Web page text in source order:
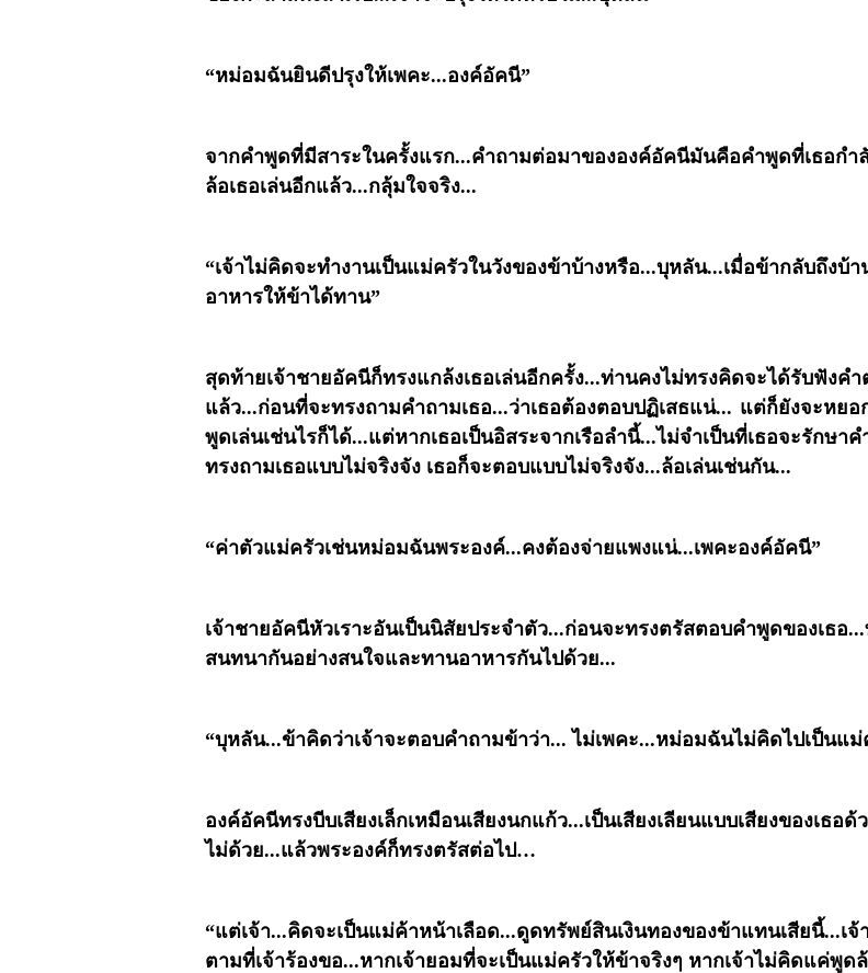
“หม่อมฉันยินดีปรุงให้เพคะ...องค์อัคนี”
จากคำพูดที่มีสาระในครั้งแรก...คำถามต่อมาขององค์อัคนีมันคือคำพูดที่เธอก
ล้อเธอเล่นอีกแล้ว...กลุ้มใจจริง...
“เจ้าไม่คิดจะทำงานเป็นแม่ครัวในวังของข้าบ้างหรือ...บุหลัน...เมื่อข้ากลับถึงบ้
อาหารให้ข้าได้ทาน”
สุดท้ายเจ้าชายอัคนีก็ทรงแกล้งเธอเล่นอีกครั้ง...ท่านคงไม่ทรงคิดจะได้รับฟั
แล้ว...ก่อนที่จะทรงถามคำถามเธอ...ว่าเธอต้องตอบปฏิเสธแน่... แต่ก็ยังจะหย
พูดเล่นเช่นไรก็ได้...แต่หากเธอเป็นอิสระจากเรือลำนี้...ไม่จำเป็นที่เธอจะรักษ
ทรงถามเธอแบบไม่จริงจัง เธอก็จะตอบแบบไม่จริงจัง...ล้อเล่นเช่นกัน...
“ค่าตัวแม่ครัวเช่นหม่อมฉันพระองค์...คงต้องจ่ายแพงแน่...เพคะองค์อัคนี”
เจ้าชายอัคนีหัวเราะอันเป็นนิสัยประจำตัว...ก่อนจะทรงตรัสตอบคำพูดของเธอ
สนทนากันอย่างสนใจและทานอาหารกันไปด้วย...
“บุหลัน...ข้าคิดว่าเจ้าจะตอบคำถามข้าว่า... ไม่เพคะ...หม่อมฉันไม่คิดไปเป็นแ
องค์อัคนีทรงบีบเสียงเล็กเหมือนเสียงนกแก้ว...เป็นเสียงเลียนแบบเสียงของเธ
ไม่ด้วย...แล้วพระองค์ก็ทรงตรัสต่อไป…
“แต่เจ้า...คิดจะเป็นแม่ค้าหน้าเลือด...ดูดทรัพย์สินเงินทองของข้าแทนเสียนี้...
ตามที่เจ้าร้องขอ...หากเจ้ายอมที่จะเป็นแม่ครัวให้ข้าจริงๆ หากเจ้าไม่คิดแค่พูด